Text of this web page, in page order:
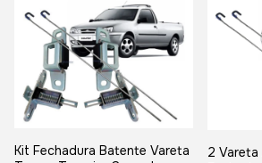
Kit Fechadura Batente Vareta
2 Vareta